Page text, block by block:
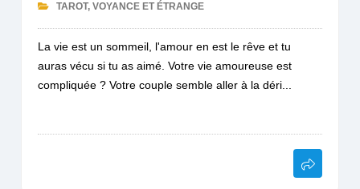
TAROT, VOYANCE ET ÉTRANGE
La vie est un sommeil, l'amour en est le rêve et tu
auras vécu si tu as aimé. Votre vie amoureuse est
compliquée ? Votre couple semble aller à la déri...